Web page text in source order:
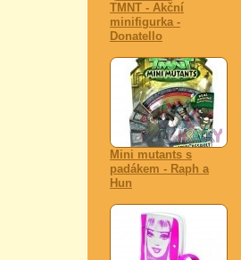
TMNT - Akční
minifigurka -
Donatello
Mini mutants s
padákem - Raph a
Hun